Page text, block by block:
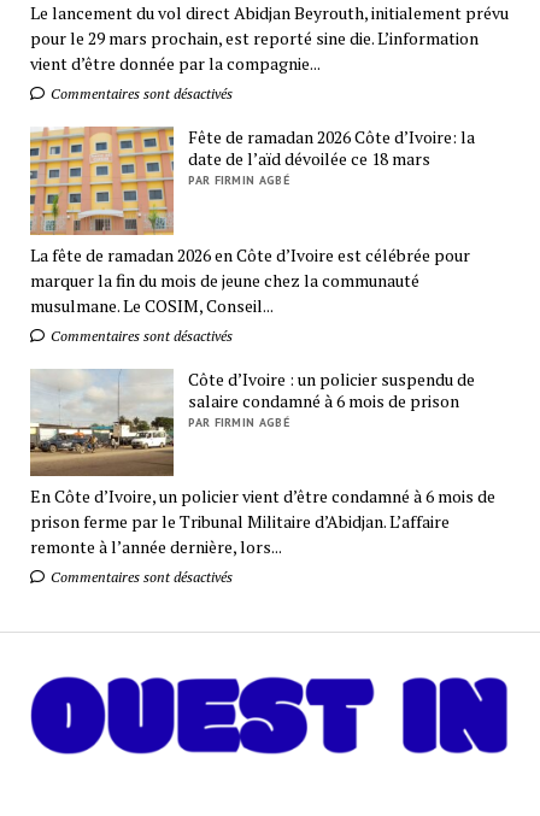
Le lancement du vol direct Abidjan Beyrouth, initialement prévu
pour le 29 mars prochain, est reporté sine die. L’information
vient d’être donnée par la compagnie...
Commentaires sont désactivés
Fête de ramadan 2026 Côte d’Ivoire: la
date de l’aïd dévoilée ce 18 mars
PAR FIRMIN AGBÉ
La fête de ramadan 2026 en Côte d’Ivoire est célébrée pour
marquer la fin du mois de jeune chez la communauté
musulmane. Le COSIM, Conseil...
Commentaires sont désactivés
Côte d’Ivoire : un policier suspendu de
salaire condamné à 6 mois de prison
PAR FIRMIN AGBÉ
En Côte d’Ivoire, un policier vient d’être condamné à 6 mois de
prison ferme par le Tribunal Militaire d’Abidjan. L’affaire
remonte à l’année dernière, lors...
Commentaires sont désactivés